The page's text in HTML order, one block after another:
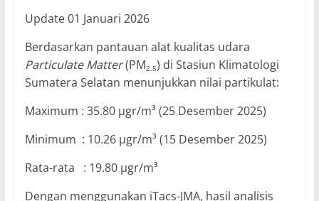
Update 01 Januari 2026
Berdasarkan pantauan alat kualitas udara
Particulate Matter(PM2.5) di Stasiun Klimatologi
Sumatera Selatan menunjukkan nilai partikulat:
Maximum : 35.80 µgr/m³ (25 Desember 2025)
Minimum : 10.26 µgr/m³ (15 Desember 2025)
Rata-rata : 19.80 µgr/m³
Dengan menggunakan iTacs-JMA, hasil analisis